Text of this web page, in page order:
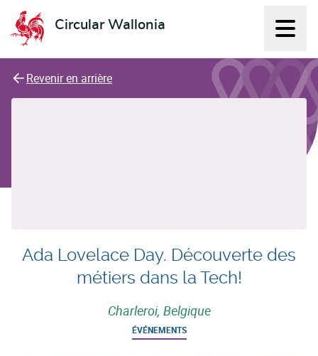
Circular Wallonia
L'économie circulaire
Revenir en arrière
Ada Lovelace Day. Découverte des
métiers dans la Tech!
Charleroi, Belgique
ÉVÉNEMENTS